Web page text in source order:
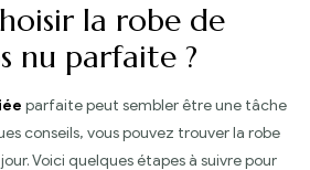
la robe de
nu parfaite ?
parfaite peut sembler être une tâche
conseils, vous pouvez trouver la robe
Voici quelques étapes à suivre pour